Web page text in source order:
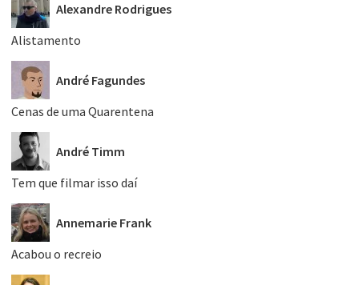
Alexandre Rodrigues
Alistamento
André Fagundes
Cenas de uma Quarentena
André Timm
Tem que filmar isso daí
Annemarie Frank
Acabou o recreio